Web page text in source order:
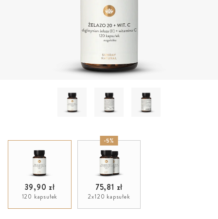
39,90 zł
120 kapsułek
-5%
75,81 zł
2x120 kapsułek